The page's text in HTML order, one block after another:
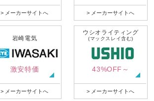
> メーカーサイトへ > メーカーサイトへ
岩崎電気
激安特価
> メーカーサイトへ
ウシオライティング
(マックスレイ含む)
43%OFF～
> メーカーサイトへ